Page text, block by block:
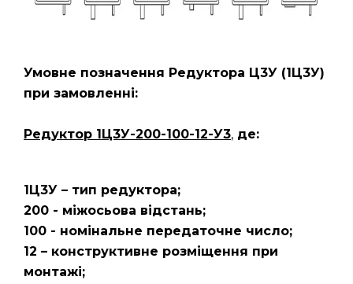
Умовне позначення Редуктора Ц3У (1Ц3У)
при замовленні:
Редуктор 1Ц3У-200-100-12-У3, де:
1Ц3У – тип редуктора;
200 - міжосьова відстань;
100 - номінальне передаточне число;
12 – конструктивне розміщення при
монтажі;